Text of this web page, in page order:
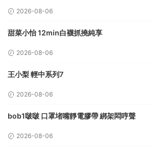
2026-08-06
甜菜小怡 12min白襪抓撓純享
2026-08-06
王小梨 輕中系列7
2026-08-06
bob1啵啵 口罩堵嘴靜電膠帶 綁架悶哼聲
2026-08-06